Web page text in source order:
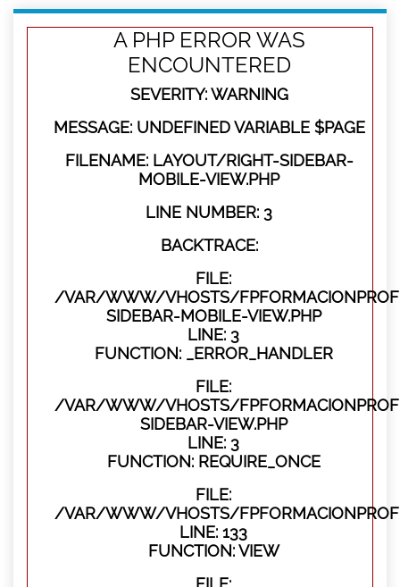
A PHP ERROR WAS
ENCOUNTERED
SEVERITY: WARNING
MESSAGE: UNDEFINED VARIABLE $PAGE
FILENAME: LAYOUT/RIGHT-SIDEBAR-
MOBILE-VIEW.PHP
LINE NUMBER: 3
BACKTRACE:
FILE:
/VAR/WWW/VHOSTS/
SIDEBAR-MOBILE-VIEW.PHP
LINE: 3
FUNCTION: _ERROR_HANDLER
FILE:
/VAR/WWW/VHOSTS/
SIDEBAR-VIEW.PHP
LINE: 3
FUNCTION: REQUIRE_ONCE
FILE:
/VAR/WWW/VHOSTS/
LINE: 133
FUNCTION: VIEW